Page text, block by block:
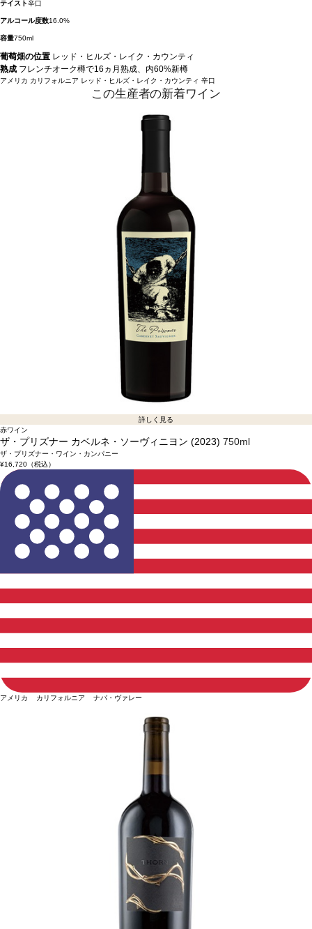
テイスト辛口
アルコール度数16.0%
容量750ml
葡萄畑の位置 レッド・ヒルズ・レイク・カウンティ
熟成 フレンチオーク樽で16ヵ月熟成、内60%新樽
アメリカ カリフォルニア レッド・ヒルズ・レイク・カウンティ 辛口
この生産者の新着ワイン
詳しく見る
赤ワイン
ザ・プリズナー カベルネ・ソーヴィニヨン (2023) 750ml
ザ・プリズナー・ワイン・カンパニー
¥16,720（税込）
アメリカ カリフォルニア ナパ・ヴァレー